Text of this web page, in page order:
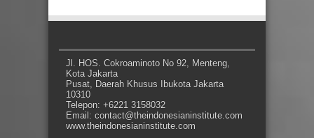
Jl. HOS. Cokroaminoto No 92, Menteng,
Kota Jakarta
Pusat, Daerah Khusus Ibukota Jakarta
10310
Telepon: +6221 3158032
Email: contact@theindonesianinstitute.com
www.theindonesianinstitute.com